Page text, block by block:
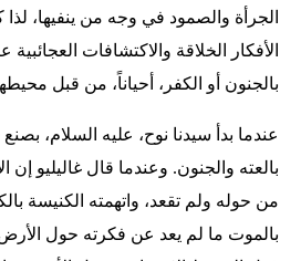
الجرأة والصمود في وجه من ينفيها،
الأفكار الخلاقة والاكتشافات العجائبية
بالجنون أو الكفر، أحياناً، من قبل
عندما بدأ سيدنا نوح، عليه السلام،
بالعته والجنون. وعندما قال غاليليو إن
من حوله ولم تقعد، واتهمته الكنيسة
بالموت ما لم يعد عن فكرته حول الأرض